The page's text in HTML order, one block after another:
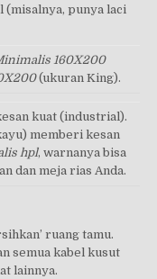
punya laci
160X200
(ukuran King).
kuat (industrial).
memberi kesan
hpl, warnanya bisa
dan meja rias Anda.
ruang tamu.
semua kabel kusut
lainnya.